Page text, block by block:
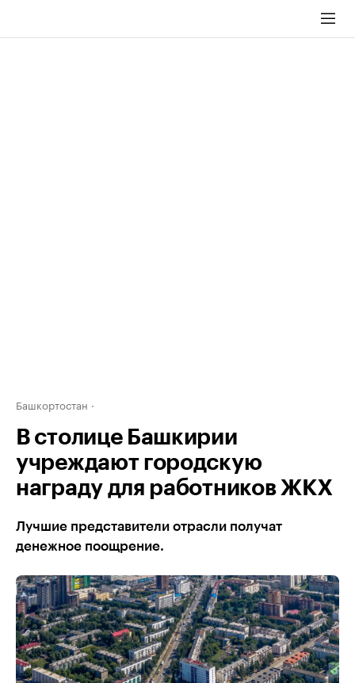
Башкортостан
В столице Башкирии
учреждают городскую
награду для работников ЖКХ
Лучшие представители отрасли получат
денежное поощрение.